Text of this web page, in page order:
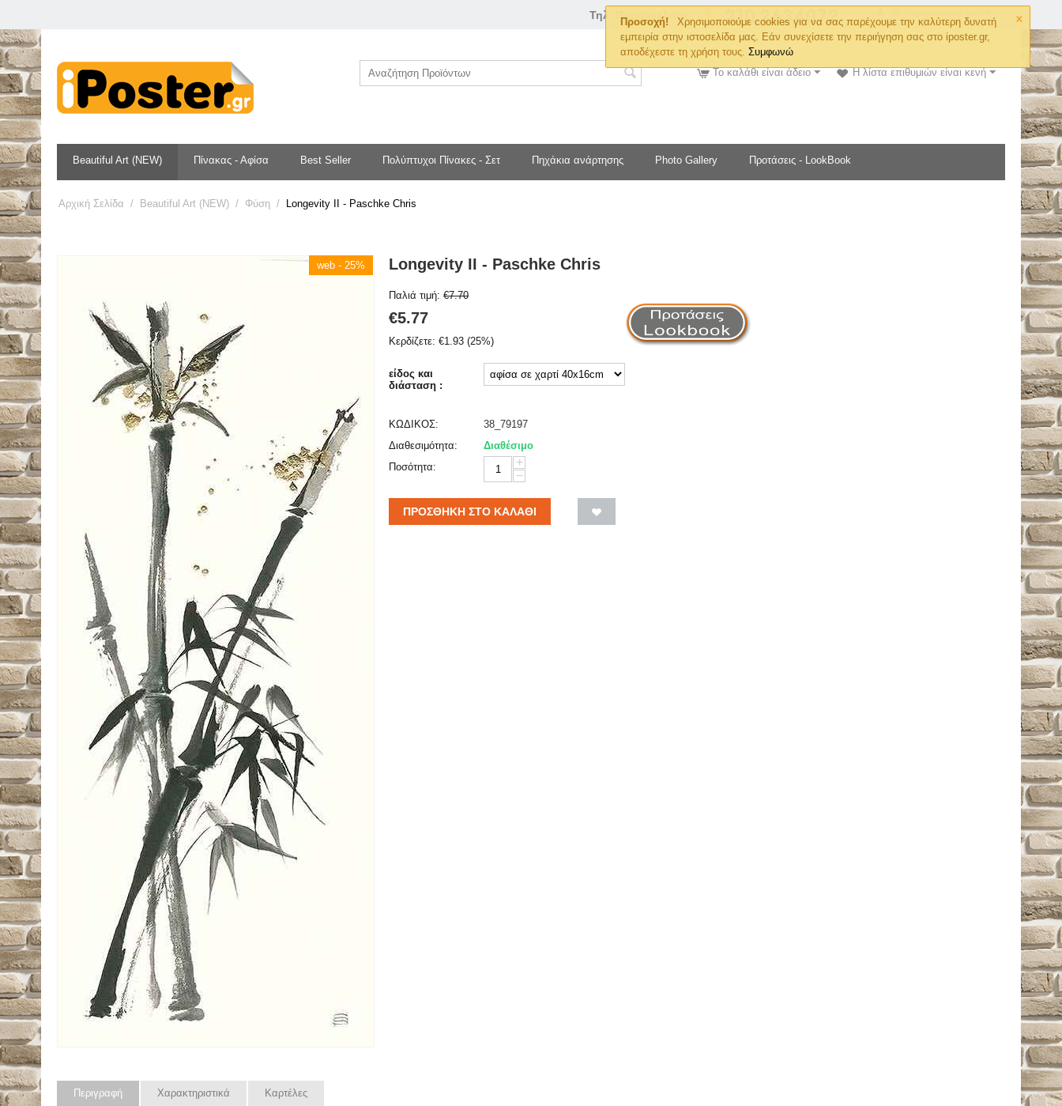
×
Προσοχή!
Χρησιμοποιούμε cookies για να σας παρέχουμε την καλύτερη δυνατή
εμπειρία στην ιστοσελίδα μας. Εάν συνεχίσετε την περιήγηση σας στο iposter.gr,
αποδέχεστε τη χρήση τους.Συμφωνώ
Τηλ. Παραγγελιών
Η λίστα επιθυμιών είναι κενή
Το καλάθι είναι άδειο
Beautiful Art (NEW) Πίνακας - Αφίσα Best Seller Πολύπτυχοι Πίνακες - Σετ Πηχάκια ανάρτησης Photo Gallery Προτάσεις - LookBook
Αρχική Σελίδα / Beautiful Art (NEW) / Φύση / Longevity II - Paschke Chris
web - 25% Longevity II - Paschke Chris
Παλιά τιμή: €7.70
€5.77
Κερδίζετε: €1.93 (25%)
είδος και
διάσταση :
ΚΩΔΙΚΟΣ:
38_79197
Διαθεσιμότητα:
Διαθέσιμο
Ποσότητα:
+
−
ΠΡΟΣΘΉΚΗ ΣΤΟ ΚΑΛΆΘΙ
Περιγραφή Χαρακτηριστικά Καρτέλες